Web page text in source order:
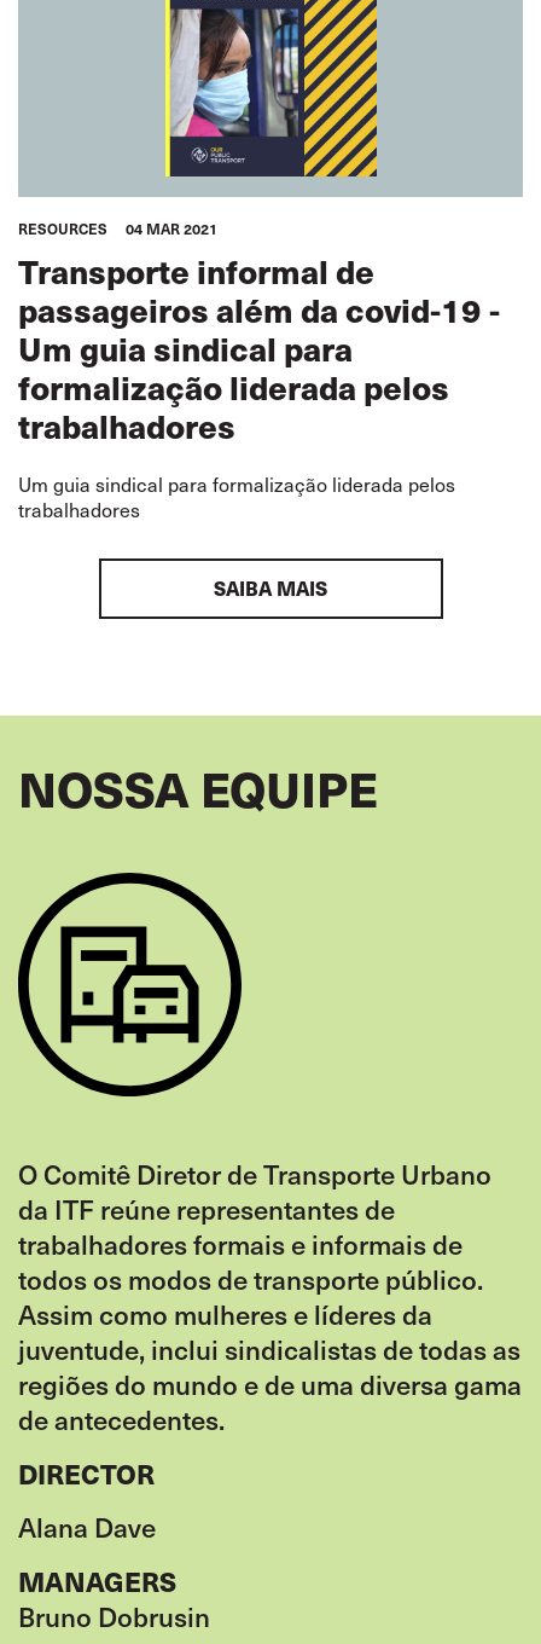
RESOURCES 04 MAR 2021
Transporte informal de
passageiros além da covid-19 -
Um guia sindical para
formalização liderada pelos
trabalhadores
Um guia sindical para formalização liderada pelos
trabalhadores
SAIBA MAIS
NOSSA EQUIPE
O Comitê Diretor de Transporte Urbano
da ITF reúne representantes de
trabalhadores formais e informais de
todos os modos de transporte público.
Assim como mulheres e líderes da
juventude, inclui sindicalistas de todas as
regiões do mundo e de uma diversa gama
de antecedentes.
DIRECTOR
Alana Dave
MANAGERS
Bruno Dobrusin